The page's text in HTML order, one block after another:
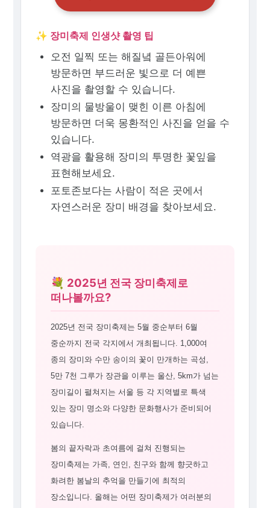
✨ 장미축제 인생샷 촬영 팁
오전 일찍 또는 해질녘 골든아워에
방문하면 부드러운 빛으로 더 예쁜
사진을 촬영할 수 있습니다.
장미의 물방울이 맺힌 이른 아침에
방문하면 더욱 몽환적인 사진을 얻을 수
있습니다.
역광을 활용해 장미의 투명한 꽃잎을
표현해보세요.
포토존보다는 사람이 적은 곳에서
자연스러운 장미 배경을 찾아보세요.
💐 2025년 전국 장미축제로
떠나볼까요?
2025년 전국 장미축제는 5월 중순부터 6월
중순까지 전국 각지에서 개최됩니다. 1,000여
종의 장미와 수만 송이의 꽃이 만개하는 곡성,
5만 7천 그루가 장관을 이루는 울산, 5km가 넘는
장미길이 펼쳐지는 서울 등 각 지역별로 특색
있는 장미 명소와 다양한 문화행사가 준비되어
있습니다.
봄의 끝자락과 초여름에 걸쳐 진행되는
장미축제는 가족, 연인, 친구와 함께 향긋하고
화려한 봄날의 추억을 만들기에 최적의
장소입니다. 올해는 어떤 장미축제가 여러분의